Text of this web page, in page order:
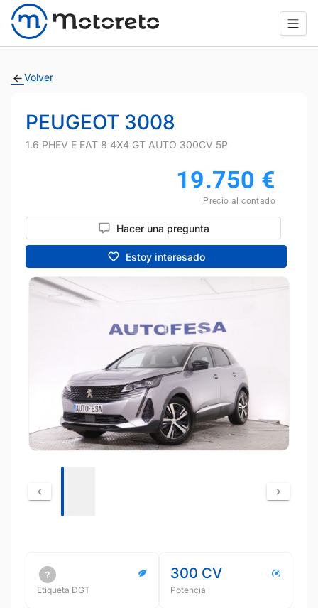
Volver
PEUGEOT 3008
1.6 PHEV E EAT 8 4X4 GT AUTO 300CV 5P
19.750 €
Precio al contado
Hacer una pregunta
Estoy interesado
Etiqueta DGT
300 CV
Potencia